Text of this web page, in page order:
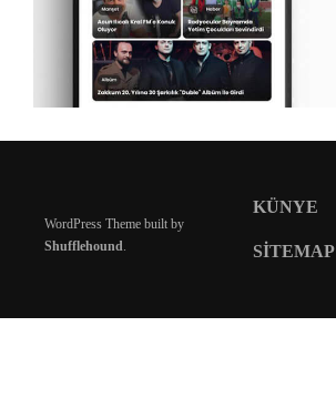
WordPress Theme built by
Shufflehound.
KÜNYE
SITEMAP